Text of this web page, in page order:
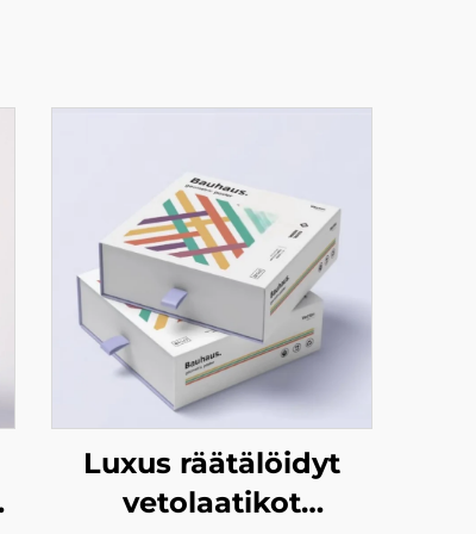
Luxus räätälöidyt
vetolaatikot